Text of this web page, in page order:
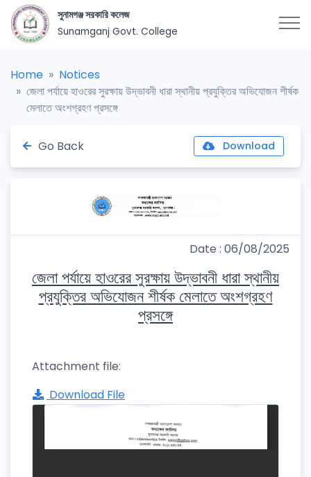
সুনামগঞ্জ সরকারি কলেজ
Sunamganj Govt. College
Home
Notices
জেলা পর্যায়ে হাওরের সুরক্ষায় উদ্ভাবনী ধারা স্থানীয় প্রযুক্তির অভিযোজন শীর্ষক
মেলাতে অংশগ্রহণ প্রসঙ্গে
Go Back Download
Date : 06/08/2025
জেলা পর্যায়ে হাওরের সুরক্ষায় উদ্ভাবনী ধারা স্থানীয়
প্রযুক্তির অভিযোজন শীর্ষক মেলাতে অংশগ্রহণ
প্রসঙ্গে
Attachment file:
Download File